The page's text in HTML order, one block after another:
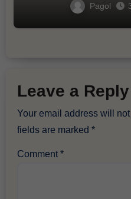
Pagol
Leave a Reply
Your email address will
fields are marked*
Comment*